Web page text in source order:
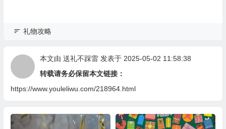
礼物攻略
本文由 送礼不踩雷发表于 2025-05-02 11:58:38
转载请务必保留本文链接：
https://www.youleliwu.com/218964.html